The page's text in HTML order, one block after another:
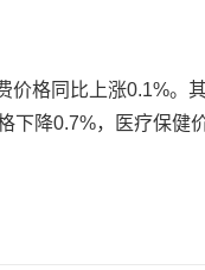
格同比上涨0.1%。其
下降0.7%，医疗保健